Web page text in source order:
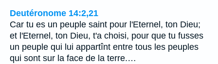
Deutéronome 14:2,21
Car tu es un peuple saint pour l'Eternel, ton Dieu;
et l'Eternel, ton Dieu, t'a choisi, pour que tu fusses
un peuple qui lui appartînt entre tous les peuples
qui sont sur la face de la terre.…